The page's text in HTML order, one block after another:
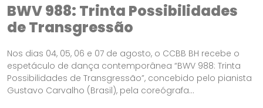
BWV 988: Trinta Possibilidades
de Transgressão
Nos dias 04, 05, 06 e 07 de agosto, o CCBB BH recebe o
espetáculo de dança contemporânea “BWV 988: Trinta
Possibilidades de Transgressão”, concebido pelo pianista
Gustavo Carvalho (Brasil), pela coreógrafa...